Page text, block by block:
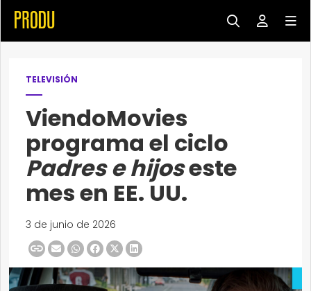
TELEVISIÓN
ViendoMovies
programa el ciclo
Padres e hijoseste
mes en EE. UU.
3 de junio de 2026